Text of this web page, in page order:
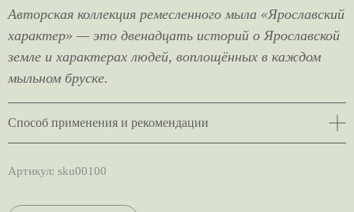
Авторская коллекция ремесленного мыла «Ярославский
характер» — это двенадцать историй о Ярославской
земле и характерах людей, воплощённых в каждом
мыльном бруске.
Способ применения и рекомендации
Артикул: sku00100